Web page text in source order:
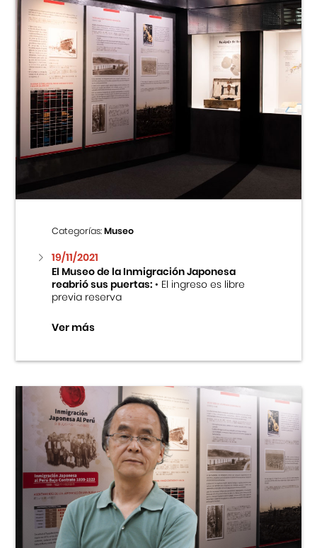
Categorías:Museo
19/11/2021
El Museo de la Inmigración Japonesa
reabrió sus puertas:• El ingreso es libre
previa reserva
Ver más